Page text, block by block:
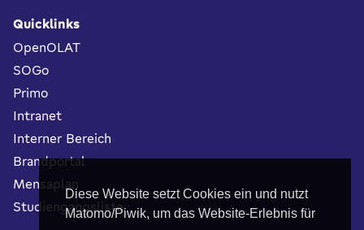
Diese Website setzt Cookies ein und nutzt
Matomo/Piwik, um das Website-Erlebnis für
Quicklinks
OpenOLAT
SOGo
Primo
Intranet
Interner Bereich
Brandportal
Mensaplan
Studiengangsliste